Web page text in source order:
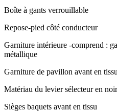
Boîte à gants verrouillable
Repose-pied côté conducteur
Garniture intérieure -comprend :
métallique
Garniture de pavillon avant en tissu
Matériau du levier sélecteur en
Sièges baquets avant en tissu